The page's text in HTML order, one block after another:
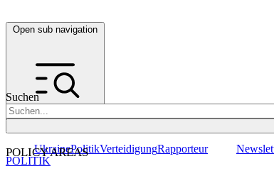
Open sub navigation
Suchen
POLICY AREAS
UkrainePolitikVerteidigungRapporteur
POLITIK